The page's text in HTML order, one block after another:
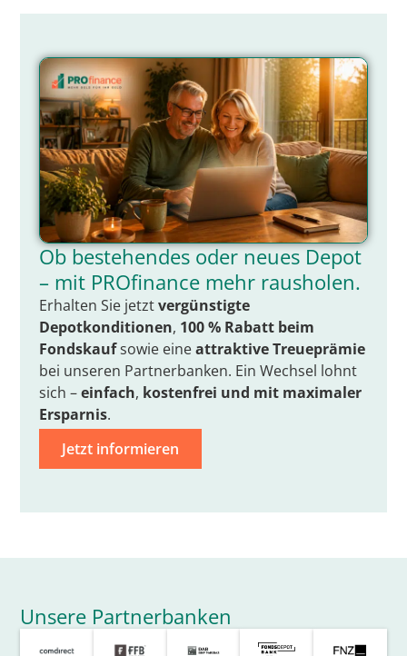
Ob bestehendes oder neues Depot
– mit PROfinance mehr rausholen.
Erhalten Sie jetztvergünstigte
Depotkonditionen, 100 % Rabatt beim
Fondskaufsowie eineattraktive Treueprämie
bei unseren Partnerbanken. Ein Wechsel lohnt
sich –einfach, kostenfrei und mit maximaler
Ersparnis.
Jetzt informieren
Unsere Partnerbanken